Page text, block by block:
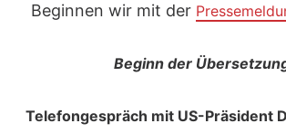
Beginnen wir mit der
Beginn der
Telefongespräch mit US-Präsident